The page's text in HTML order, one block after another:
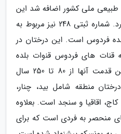
ملی کشور اضافه شد این
درخت 300 سال قدمت دارد. شماره ثبتی 248 نیز مربوط به
فردوس است. این درختان در
قنات های فردوس ﻗﻨوات بلده
ﻓﺮدوس قرار دارند. میانگین قدمت آنها از 80 تا 250 سال
منطقه شامل بید، چنار،
کاج، اقاقیا و سنجد است. بعلاوه
منحصر به فردی است که برای